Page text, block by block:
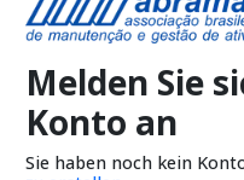
Melden Sie
Konto an
Sie haben noch kein